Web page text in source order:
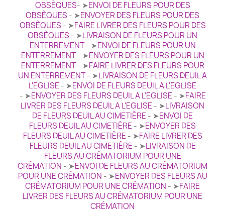
OBSÈQUES- ➤ENVOI DE FLEURS POUR DES
OBSÈQUES - ➤ENVOYER DES FLEURS POUR DES
OBSÈQUES - ➤FAIRE LIVRER DES FLEURS POUR DES
OBSÈQUES - ➤LIVRAISON DE FLEURS POUR UN
ENTERREMENT- ➤ENVOI DE FLEURS POUR UN
ENTERREMENT- ➤ENVOYER DES FLEURS POUR UN
ENTERREMENT- ➤FAIRE LIVRER DES FLEURS POUR
UN ENTERREMENT- ➤LIVRAISON DE FLEURS DEUIL A
L'EGLISE- ➤ENVOI DE FLEURS DEUIL A L'EGLISE
- ➤ENVOYER DES FLEURS DEUIL A L'EGLISE- ➤FAIRE
LIVRER DES FLEURS DEUIL A L'EGLISE- ➤LIVRAISON
DE FLEURS DEUIL AU CIMETIÈRE- ➤ENVOI DE
FLEURS DEUIL AU CIMETIÈRE- ➤ENVOYER DES
FLEURS DEUIL AU CIMETIÈRE- ➤FAIRE LIVRER DES
FLEURS DEUIL AU CIMETIÈRE- ➤LIVRAISON DE
FLEURS AU CRÉMATORIUM POUR UNE
CRÉMATION - ➤ENVOI DE FLEURS AU CRÉMATORIUM
POUR UNE CRÉMATION - ➤ENVOYER DES FLEURS AU
CRÉMATORIUM POUR UNE CRÉMATION - ➤FAIRE
LIVRER DES FLEURS AU CRÉMATORIUM POUR UNE
CRÉMATION